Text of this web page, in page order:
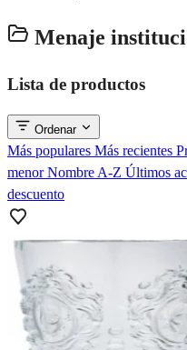
Menaje
Lista de productos
Ordenar
Más populares Más recientes
menorNombre A-Z Últimos
descuento